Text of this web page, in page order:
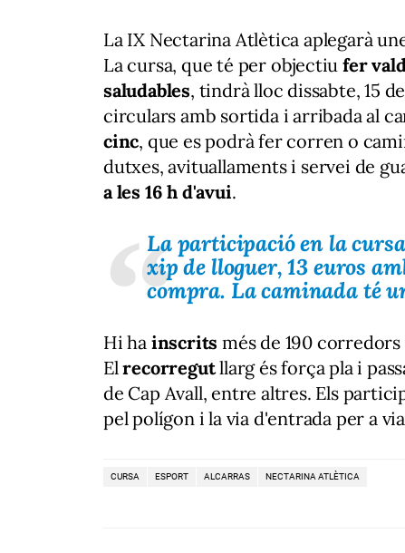
La IX Nectarina Atlètica aplegarà
La cursa, que té per objectiufer
saludables, tindrà lloc dissabte, 15
circulars amb sortida i arribada al
cinc, que es podrà fer corren o
dutxes, avituallaments i servei de
a les 16 h d'avui.
La participació en la
xip de lloguer, 13 euros
compra. La caminada té
Hi ha inscritsmés de 190
Elrecorregutllarg és força pla i
de Cap Avall, entre altres. Els
pel polígon i la via d'entrada per a
CURSA ESPORT ALCARRAS NECTARINA ATLÈTICA